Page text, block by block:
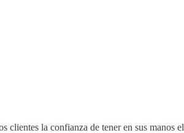
clientes la confianza de tener en sus manos el